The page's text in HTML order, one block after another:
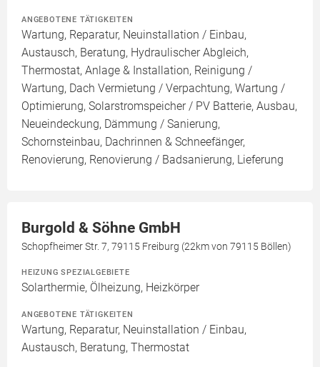
ANGEBOTENE TÄTIGKEITEN
Wartung, Reparatur, Neuinstallation / Einbau,
Austausch, Beratung, Hydraulischer Abgleich,
Thermostat, Anlage & Installation, Reinigung /
Wartung, Dach Vermietung / Verpachtung, Wartung /
Optimierung, Solarstromspeicher / PV Batterie, Ausbau,
Neueindeckung, Dämmung / Sanierung,
Schornsteinbau, Dachrinnen & Schneefänger,
Renovierung, Renovierung / Badsanierung, Lieferung
Burgold & Söhne GmbH
Schopfheimer Str. 7, 79115 Freiburg (22km von 79115 Böllen)
HEIZUNG SPEZIALGEBIETE
Solarthermie, Ölheizung, Heizkörper
ANGEBOTENE TÄTIGKEITEN
Wartung, Reparatur, Neuinstallation / Einbau,
Austausch, Beratung, Thermostat